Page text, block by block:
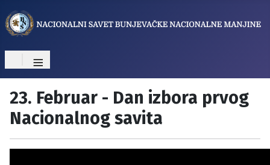
≡
23. Februar - Dan izbora prvog
Nacionalnog savita